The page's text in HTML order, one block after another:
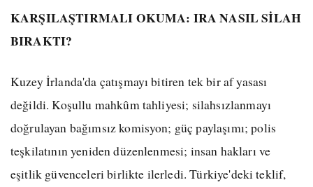
KARŞILAŞTIRMALI OKUMA: IRA NASIL SİLAH
BIRAKTI?
Kuzey İrlanda'da çatışmayı bitiren tek bir af yasası
değildi. Koşullu mahkûm tahliyesi; silahsızlanmayı
doğrulayan bağımsız komisyon; güç paylaşımı; polis
teşkilatının yeniden düzenlenmesi; insan hakları ve
eşitlik güvenceleri birlikte ilerledi. Türkiye'deki teklif,